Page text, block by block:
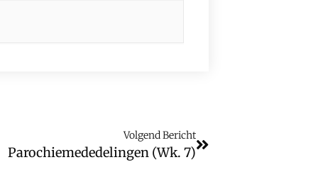
Volgend Bericht
Parochiemededelingen (wk. 7)